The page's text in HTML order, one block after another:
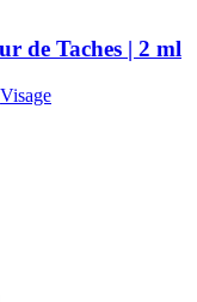
de Taches | 2 ml
Visage